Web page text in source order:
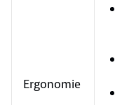
Ergonomie